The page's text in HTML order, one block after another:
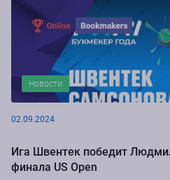
Новости
02.09.2024
Ига Швентек победит
финала US Open